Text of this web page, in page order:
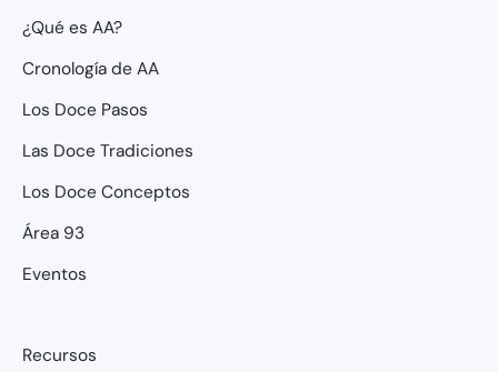
¿Qué es AA?
Cronología de AA
Los Doce Pasos
Las Doce Tradiciones
Los Doce Conceptos
Área 93
Eventos
Recursos